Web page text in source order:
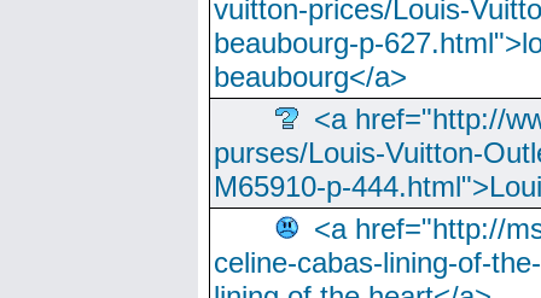
vuitton-prices/Louis-
beaubourg-p-
beaubourg</a>
<a href="http://
purses/Louis-Vuitton-
M65910-p-
<a href="http://
celine-cabas-lining-of-